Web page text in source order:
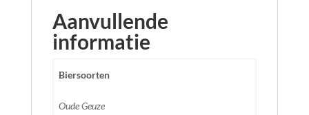
Aanvullende
informatie
Biersoorten
Oude Geuze